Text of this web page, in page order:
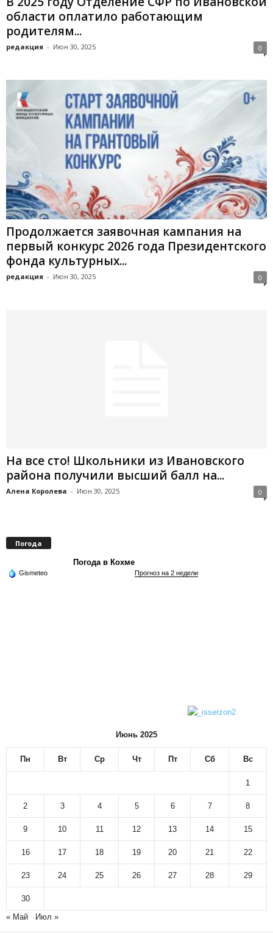
области оплатило работающим
родителям...
редакция - Июн 30, 2025 0
Продолжается заявочная кампания на
первый конкурс 2026 года Президентского
фонда культурных...
редакция - Июн 30, 2025 0
На все сто! Школьники из Ивановского
района получили высший балл на...
Алена Королева - Июн 30, 2025 0
Погода
Погода в Кохме
Gismeteo Прогноз на 2 недели
Июнь 2025
Пн Вт Ср Чт Пт Сб Вс
1
2 3 4 5 6 7 8
9 10 11 12 13 14 15
16 17 18 19 20 21 22
23 24 25 26 27 28 29
30
« Май
Июл »